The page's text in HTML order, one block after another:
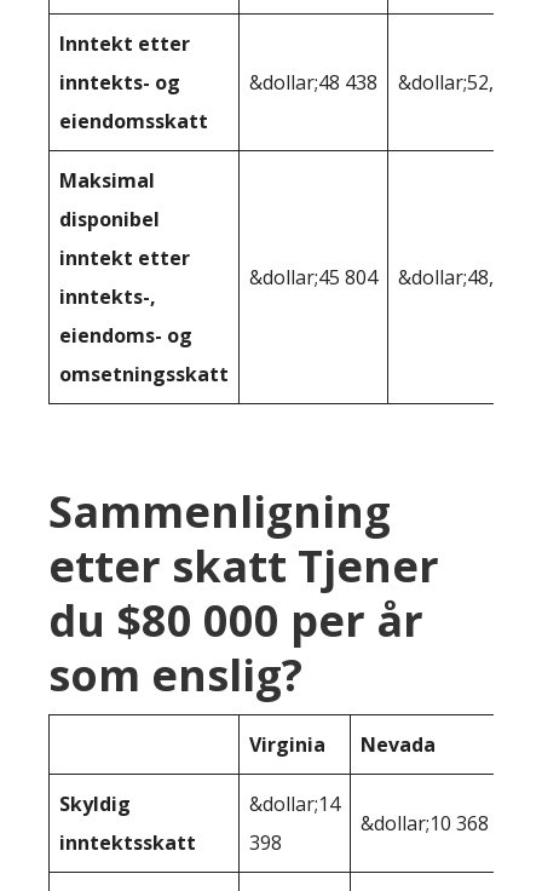
Inntekt etter
inntekts- og
eiendomsskatt
&dollar;48 438 &dollar;52,134
Maksimal
disponibel
inntekt etter
inntekts-,
eiendoms- og
omsetningsskatt
&dollar;45 804 &dollar;48,169
Sammenligning
etter skatt Tjener
du $80 000 per år
som enslig?
Virginia Nevada
Skyldig
inntektsskatt
&dollar;14
398
&dollar;10 368